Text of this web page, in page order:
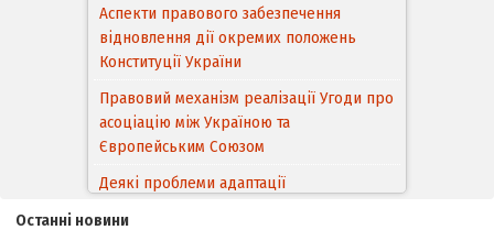
Правовий механізм реалізації Угоди про
асоціацію між Україною та
Європейським Cоюзом
Деякі проблеми адаптації
законодавства України щодо зазначення
походження товарів відповідно до
Угоди про торговельні аспекти прав
інтелектуальної власності (TRIPS) у
контексті євроінтеграції
Останні новини